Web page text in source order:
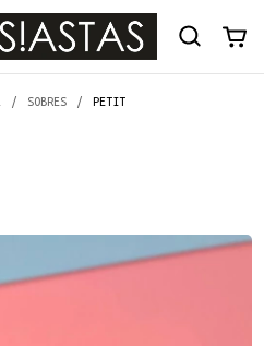
/ SOBRES / PETIT